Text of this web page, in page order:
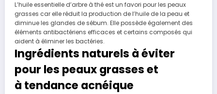
L’huile essentielle d’arbre à thé est un favori pour les peaux
grasses car elle réduit la production de l’huile de la peau et
diminue les glandes de sébum. Elle possède également des
éléments antibactériens efficaces et certains composés qui
aident à éliminer les bactéries.
Ingrédients naturels à éviter
pour les peaux grasses et
à tendance acnéique